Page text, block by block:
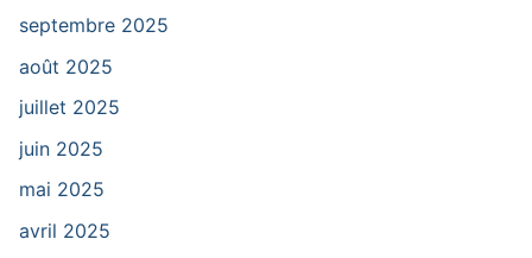
septembre 2025
août 2025
juillet 2025
juin 2025
mai 2025
avril 2025